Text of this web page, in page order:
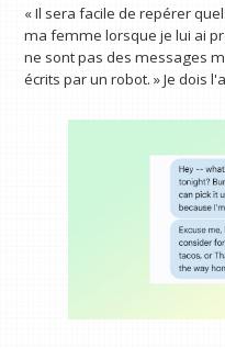
« Il sera facile de repérer
ma femme lorsque je lui ai
ne sont pas des messages
écrits par un robot. » Je dois